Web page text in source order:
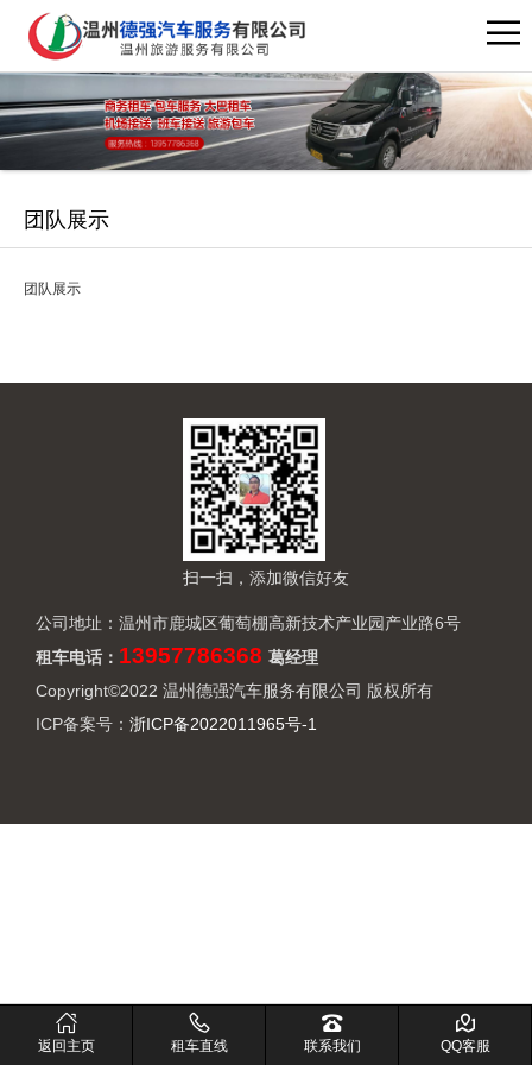
团队展示
团队展示
扫一扫，添加微信好友
公司地址：温州市鹿城区葡萄棚高新技术产业园产业路6号
租车电话： 13957786368 葛经理
Copyright©2022 温州德强汽车服务有限公司 版权所有
ICP备案号： 浙ICP备2022011965号-1
返回主页 租车直线 联系我们 QQ客服